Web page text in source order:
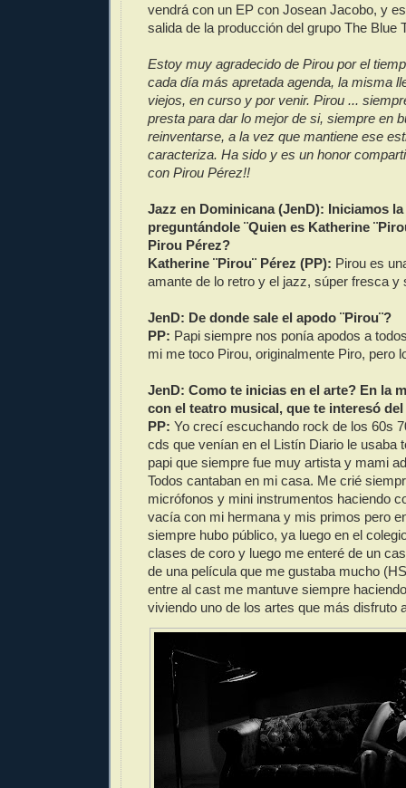
vendrá con un EP con Josean Jacobo, y
salida de la producción del grupo The Blue
Estoy muy agradecido de Pirou por el
cada día más apretada agenda, la misma
viejos, en curso y por venir. Pirou ...
presta para dar lo mejor de si, siempre en
reinventarse, a la vez que mantiene ese
caracteriza. Ha sido y es un honor
con Pirou Pérez!!
Jazz en Dominicana (JenD): Iniciamos
preguntándole ¨Quien es Katherine
Pirou Pérez?
Katherine ¨Pirou¨ Pérez (PP): Pirou es
amante de lo retro y el jazz, súper fresca y
JenD: De donde sale el apodo ¨Pirou¨?
PP: Papi siempre nos ponía apodos a
mi me toco Pirou, originalmente Piro, pero
JenD: Como te inicias en el arte? En la
con el teatro musical, que te interesó
PP: Yo crecí escuchando rock de los 60s
cds que venían en el Listín Diario le usaba
papi que siempre fue muy artista y mami
Todos cantaban en mi casa. Me crié
micrófonos y mini instrumentos haciendo
vacía con mi hermana y mis primos pero
siempre hubo público, ya luego en el
clases de coro y luego me enteré de un
de una película que me gustaba mucho
entre al cast me mantuve siempre
viviendo uno de los artes que más